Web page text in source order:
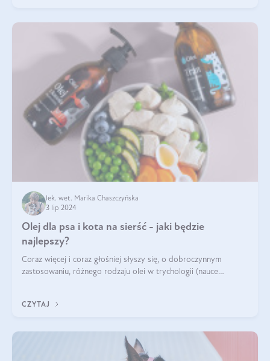
lek. wet. Marika Chaszczyńska
3 lip 2024
Olej dla psa i kota na sierść - jaki będzie
najlepszy?
Coraz więcej i coraz głośniej słyszy się, o dobroczynnym
zastosowaniu, różnego rodzaju olei w trychologii (nauce
CZYTAJ